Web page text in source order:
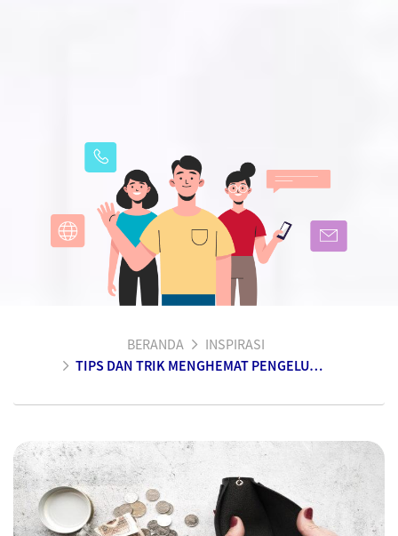
BERANDA
INSPIRASI
TIPS DAN TRIK MENGHEMAT PENGELUARAN AGAR TIDAK BOROS